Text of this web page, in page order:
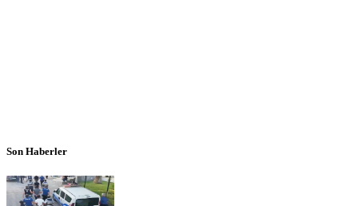
Son Haberler